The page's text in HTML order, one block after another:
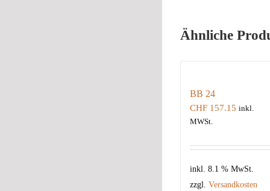
Ähnliche
BB 24
CHF157.15 inkl.
MWSt.
inkl. 8.1 % MwSt.
zzgl. Versandkosten